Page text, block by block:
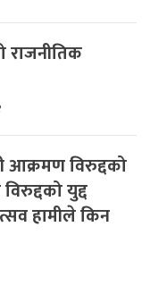
आक्रमण विरुद्दको
युद्द
हामीले किन